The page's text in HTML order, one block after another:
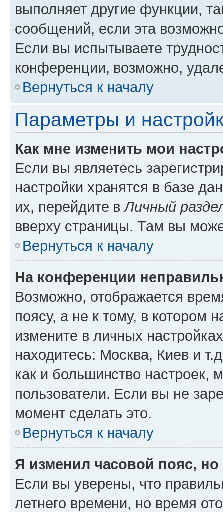
выполняет другие функции,
сообщений, если эта
Если вы испытываете
конференции, возможно,
Вернуться к началу
Параметры и
Как мне изменить мои
Если вы являетесь
настройки хранятся в базе
их, перейдите вЛичный
вверху страницы. Там вы
Вернуться к началу
На конференции
Возможно, отображается
поясу, а не к тому, в котором
измените в личных
находитесь: Москва, Киев и
как и большинство настроек,
пользователи. Если вы не
момент сделать это.
Вернуться к началу
Я изменил часовой пояс,
Если вы уверены, что
летнего времени, но время